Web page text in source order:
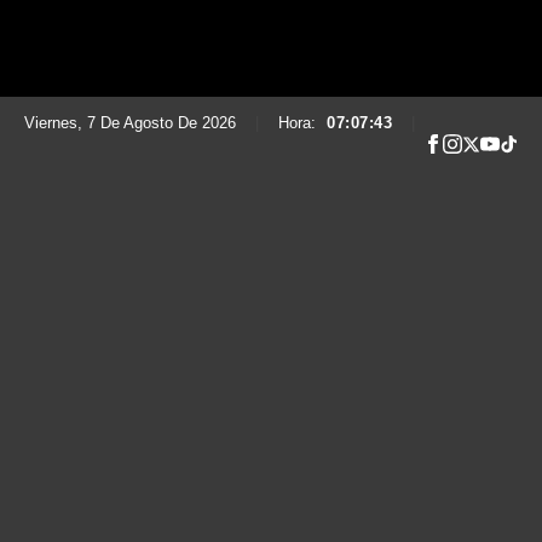
Viernes, 7 De Agosto De 2026 Hora: 07:07:44